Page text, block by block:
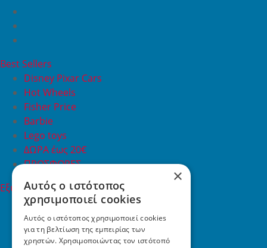
Best Sellers
Disney Pixar Cars
Hot Wheels
Fisher Price
Barbie
Lego toys
ΔΩΡΑ έως 20€
ΠΡΟΣΦΟΡΕΣ
Εξυπηρέτηση Πελατών
Εξυπηρέτηση πελατών
Συχνές ερωτήσεις
Όροι χρήσης
Τρόποι Πληρωμής
×
Αυτός ο ιστότοπος
χρησιμοποιεί cookies
Αυτός ο ιστότοπος χρησιμοποιεί cookies
για τη βελτίωση της εμπειρίας των
χρηστών. Χρησιμοποιώντας τον ιστότοπό